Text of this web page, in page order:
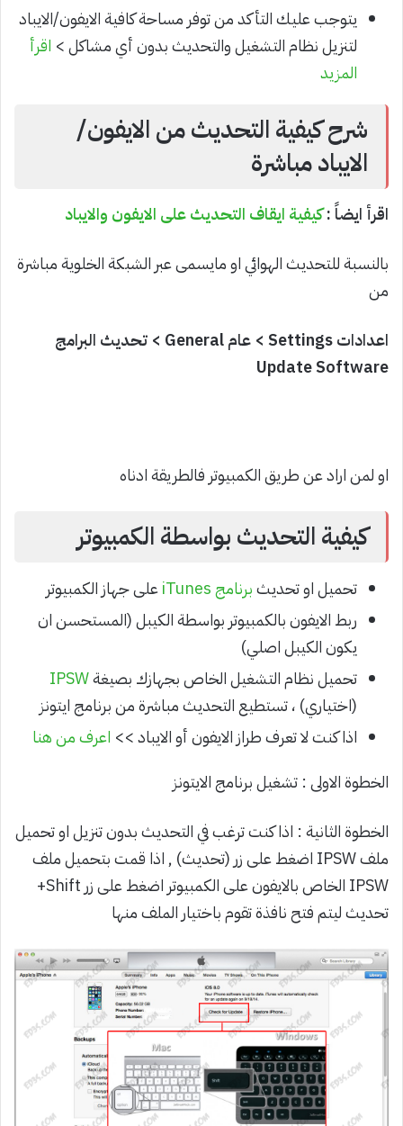
يتوجب عليك التأكد من توفر مساحة كافية الايفون/الايباد
لتنزيل نظام التشغيل والتحديث بدون أي مشاكل > اقرأ
المزيد
شرح كيفية التحديث من الايفون/
الايباد مباشرة
اقرأ ايضاً :كيفية ايقاف التحديث على الايفون والايباد
بالنسبة للتحديث الهوائي او مايسمى عبر الشبكة الخلوية مباشرة
من
اعدادات Settings > عام General > تحديث البرامج
Update Software
او لمن اراد عن طريق الكمبيوتر فالطريقة ادناه
كيفية التحديث بواسطة الكمبيوتر
تحميل او تحديثبرنامج iTunes
على جهاز الكمبيوتر
ربط الايفون بالكمبيوتر بواسطة الكيبل (المستحسن ان
يكون الكيبل اصلي)
تحميل نظام التشغيل الخاص بجهازك بصيغةIPSW
(اختياري) ، تستطيع التحديث مباشرة من برنامج ايتونز
اذا كنت لا تعرف طراز الايفون أو الايباد >> اعرف من هنا
الخطوة الاولى : تشغيل برنامج الايتونز
الخطوة الثانية : اذا كنت ترغب في التحديث بدون تنزيل او تحميل
ملف IPSW اضغط على زر (تحديث) , اذا قمت بتحميل ملف
IPSW الخاص بالايفون على الكمبيوتر اضغط على زر Shift+
تحديث ليتم فتح نافذة تقوم باختيار الملف منها